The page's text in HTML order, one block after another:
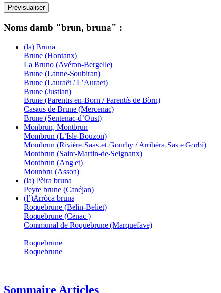
Noms damb "brun, bruna" :
(la) Bruna
Brune (Hontanx)
La Bruno (Avéron-Bergelle)
Brune (Lanne-Soubiran)
Brune (Lauraët / L’Auraet)
Brune (Justian)
Brune (Parentis-en-Born / Parentís de Bòrn)
Casaus de Brune (Mercenac)
Brune (Sentenac-d’Oust)
Monbrun, Montbrun
Mombrun (L’Isle-Bouzon)
Mombrun (Rivière-Saas-et-Gourby / Arribèra-Sas e Gorbí)
Montbrun (Saint-Martin-de-Seignanx)
Montbrun (Anglet)
Mounbru (Asson)
(la) Pèira bruna
Peyre brune (Canéjan)
(l’)Arròca bruna
Roquebrune (Belin-Beliet)
Roquebrune (Cénac )
Communal de Roquebrune (Marquefave)
Roquebrune
Roquebrune
Sommaire Articles